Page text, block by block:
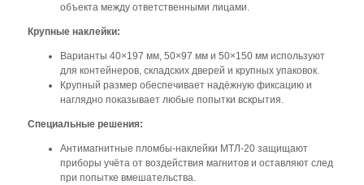
объекта между ответственными лицами.
Крупные наклейки:
Варианты 40×197 мм, 50×97 мм и 50×150 мм используют
для контейнеров, складских дверей и крупных упаковок.
Крупный размер обеспечивает надёжную фиксацию и
наглядно показывает любые попытки вскрытия.
Специальные решения:
Антимагнитные пломбы-наклейки МТЛ-20 защищают
приборы учёта от воздействия магнитов и оставляют след
при попытке вмешательства.